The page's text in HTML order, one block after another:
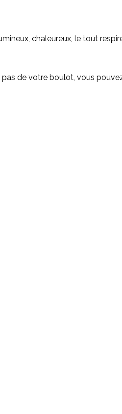
chaleureux, le tout
de votre boulot, vous